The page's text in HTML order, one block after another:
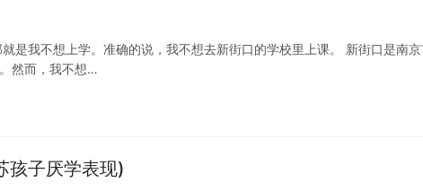
是我不想上学。准确的说，我不想去新街口的学校里上课。 新街口是南京
然而，我不想…
孩子厌学表现)